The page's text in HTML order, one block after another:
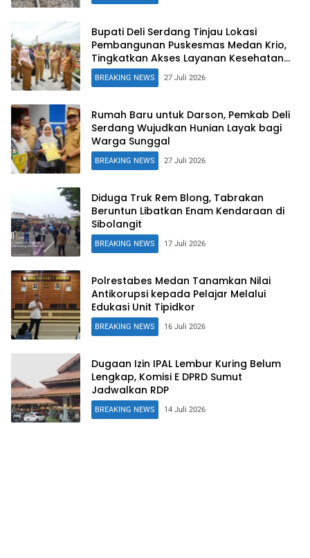
Bupati Deli Serdang Tinjau Lokasi
Pembangunan Puskesmas Medan Krio,
Tingkatkan Akses Layanan Kesehatan
Warga
BREAKING NEWS 27 Juli 2026
Rumah Baru untuk Darson, Pemkab Deli
Serdang Wujudkan Hunian Layak bagi
Warga Sunggal
BREAKING NEWS 27 Juli 2026
Diduga Truk Rem Blong, Tabrakan
Beruntun Libatkan Enam Kendaraan di
Sibolangit
BREAKING NEWS 17 Juli 2026
Polrestabes Medan Tanamkan Nilai
Antikorupsi kepada Pelajar Melalui
Edukasi Unit Tipidkor
BREAKING NEWS 16 Juli 2026
Dugaan Izin IPAL Lembur Kuring Belum
Lengkap, Komisi E DPRD Sumut
Jadwalkan RDP
BREAKING NEWS 14 Juli 2026